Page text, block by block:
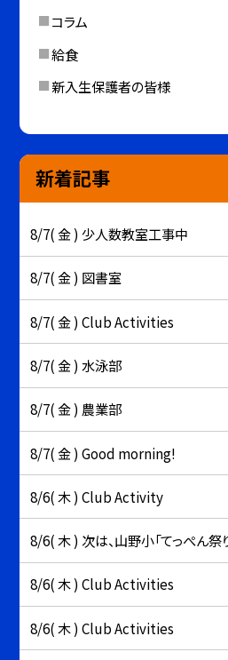
コラム
給食
新入生保護者の皆様
新着記事
8/7( 金 ) 少人数教室工事中
8/7( 金 ) 図書室
8/7( 金 ) Club Activities
8/7( 金 ) 水泳部
8/7( 金 ) 農業部
8/7( 金 ) Good morning!
8/6( 木 ) Club Activity
8/6( 木 ) 次は、山野小「てっぺん祭
8/6( 木 ) Club Activities
8/6( 木 ) Club Activities